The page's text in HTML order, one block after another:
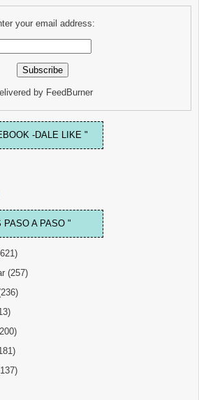
your email address:
by FeedBurner
-DALE LIKE "
PASO A PASO "
(257)